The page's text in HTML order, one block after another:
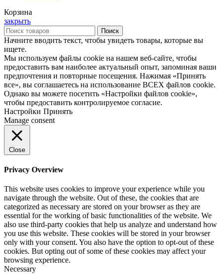
Корзина
закрыть
Поиск
Начните вводить текст, чтобы увидеть товары, которые вы
ищете.
Мы используем файлы cookie на нашем веб-сайте, чтобы
предоставить вам наиболее актуальный опыт, запоминая ваши
предпочтения и повторные посещения. Нажимая «Принять
все», вы соглашаетесь на использование ВСЕХ файлов cookie.
Однако вы можете посетить «Настройки файлов cookie»,
чтобы предоставить контролируемое согласие.
Настройки Принять
Manage consent
Close
Privacy Overview
This website uses cookies to improve your experience while you
navigate through the website. Out of these, the cookies that are
categorized as necessary are stored on your browser as they are
essential for the working of basic functionalities of the website. We
also use third-party cookies that help us analyze and understand how
you use this website. These cookies will be stored in your browser
only with your consent. You also have the option to opt-out of these
cookies. But opting out of some of these cookies may affect your
browsing experience.
Necessary